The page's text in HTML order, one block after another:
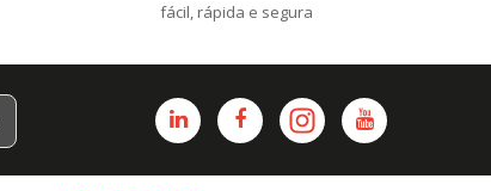
fácil, rápida e segura